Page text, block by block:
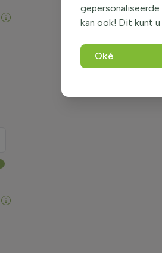
kan ook! Dit kunt u
Oké